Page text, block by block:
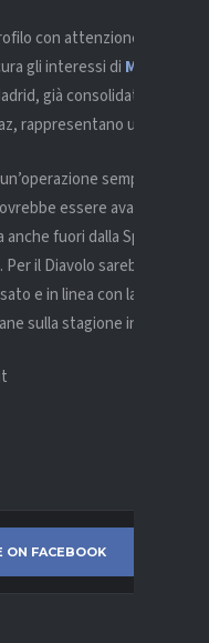
con attenzione anche
gli interessi di Mario Gila
già consolidati da
rappresentano una base
semplice.
essere avallata dal
fuori dalla Spagna,
il Diavolo sarebbe un
e in linea con la
sulla stagione in corso,
ON FACEBOOK